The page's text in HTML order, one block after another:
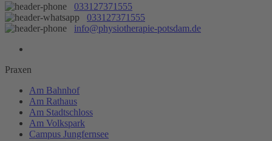
033127371555
033127371555
info@physiotherapie-potsdam.de
Praxen
Am Bahnhof
Am Rathaus
Am Stadtschloss
Am Volkspark
Campus Jungfernsee